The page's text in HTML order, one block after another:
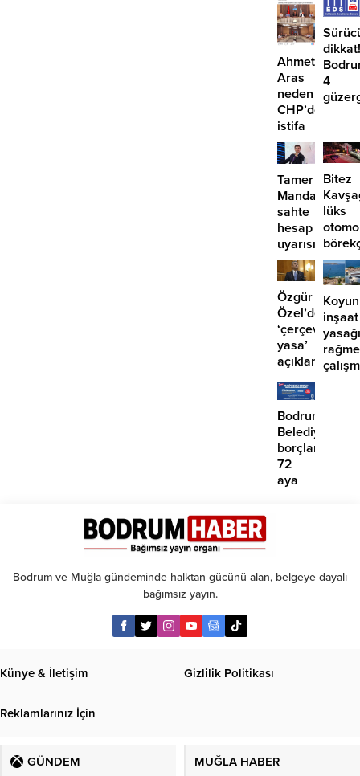
Ahmet
Aras
neden
CHP’den
istifa
etmiyor?
dikkat!
4
Tamer
sahte
hesap
uyarısı
Bitez
lüks
girdi:
2
Özgür
Özel’den
‘çerçeve
yasa’
açıklaması:
‘İmza
atma
çabamız
yok’
inşaat
Bodrum
borçlara
72
aya
Bodrum ve Muğla gündeminde halktan gücünü alan, belgeye dayalı
bağımsız yayın.
Künye & İletişim Gizlilik Politikası
Reklamlarınız İçin
GÜNDEM MUĞLA HABER